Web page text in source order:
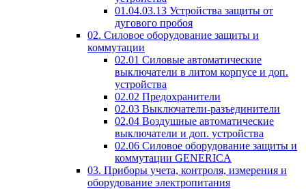
01.04.03.13 Устройства защиты от
дугового пробоя
02. Силовое оборудование защиты и
коммутации
02.01 Силовые автоматические
выключатели в литом корпусе и доп.
устройства
02.02 Предохранители
02.03 Выключатели-разъединители
02.04 Воздушные автоматические
выключатели и доп. устройства
02.06 Силовое оборудование защиты и
коммутации GENERICA
03. Приборы учета, контроля, измерения и
оборудование электропитания